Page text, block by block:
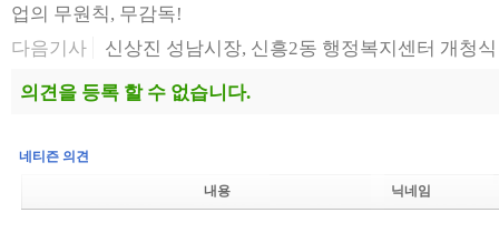
업의 무원칙, 무감독!
다음기사
신상진 성남시장, 신흥2동 행정복지센터 개청
의견을 등록 할 수 없습니다.
네티즌 의견
내용 닉네임